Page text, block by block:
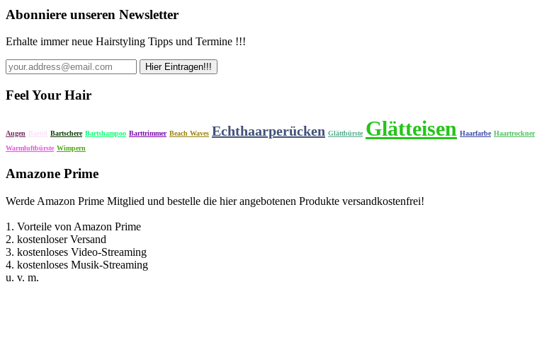
Abonniere unseren Newsletter
Erhalte immer neue Hairstyling Tipps und Termine !!!
Feel Your Hair
Augen Bartöl Bartschere Bartshampoo Barttrimmer Beach Waves Echthaarperücken Glättbürste Glätteisen Haarfarbe Haartrockner
Warmluftbürste Wimpern
Amazone Prime
Werde Amazon Prime Mitglied und bestelle die hier angebotenen Produkte versandkostenfrei!
1. Vorteile von Amazon Prime
2. kostenloser Versand
3. kostenloses Video-Streaming
4. kostenloses Musik-Streaming
u. v. m.